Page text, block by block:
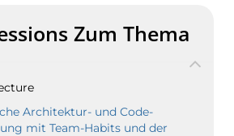
Zum Thema
Architektur- und Code-
mit Team-Habits und der